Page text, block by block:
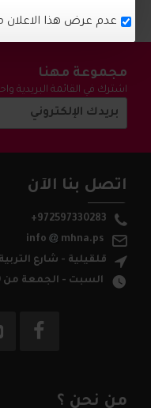
عدم عرض هذا الاعلان
مجموعة مهنا
اشترك في القائمة
والتخفيضات !
اتصل بنا الآن
+972597330283
info
mhna.ps
قلقيلية - شارع
السبت - الجمعة من 10:00 ص - 10:00 م
من نحن ؟